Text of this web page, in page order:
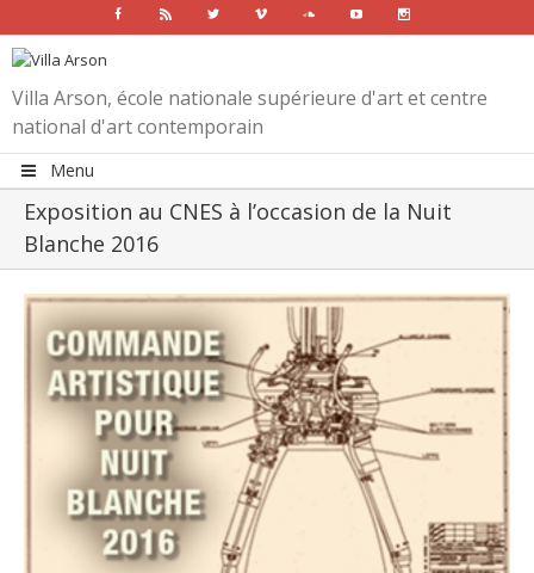
Facebook Rss Twitter Vimeo SoundcloudYoutube
Villa Arson, école nationale supérieure d'art et centre
national d'art contemporain
Menu
Exposition au CNES à l’occasion de la Nuit
Blanche 2016
View
Larger
Image